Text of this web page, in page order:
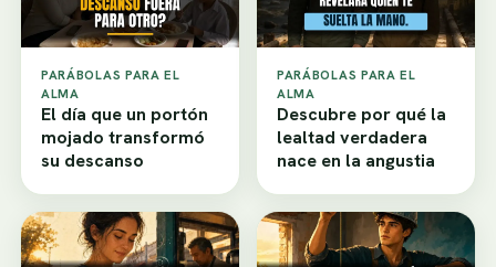
PARÁBOLAS PARA EL
ALMA
El día que un portón
mojado transformó
su descanso
PARÁBOLAS PARA EL
ALMA
Descubre por qué la
lealtad verdadera
nace en la angustia